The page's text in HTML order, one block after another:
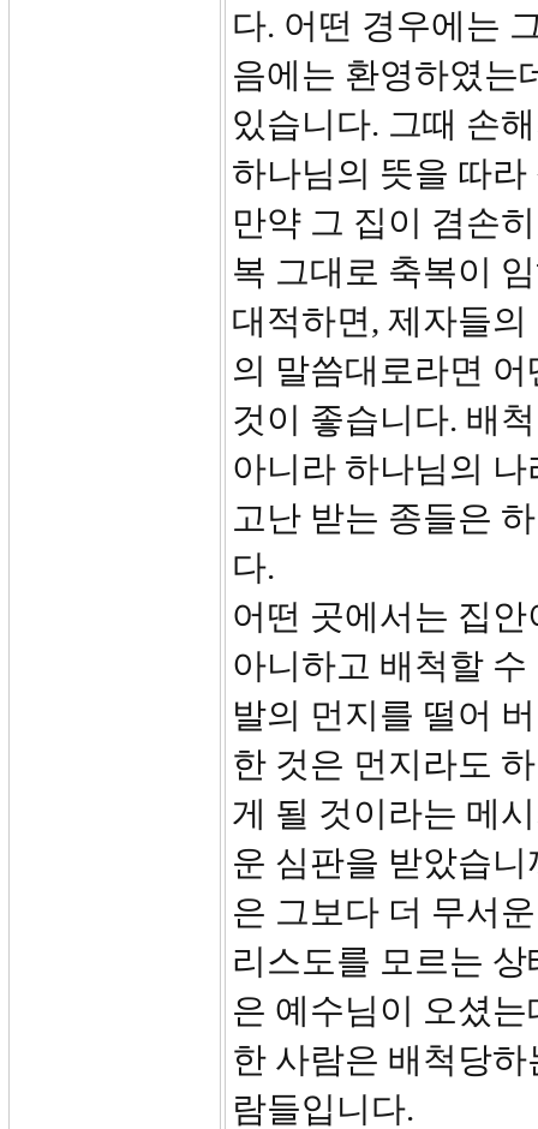
다. 어떤 경우에는
음에는 환영하였는
있습니다. 그때 손
하나님의 뜻을 따
만약 그 집이 겸손
복 그대로 축복이
대적하면, 제자들
의 말씀대로라면
것이 좋습니다. 배
아니라 하나님의
고난 받는 종들은
다.
어떤 곳에서는 집
아니하고 배척할
발의 먼지를 떨어
한 것은 먼지라도
게 될 것이라는 메
운 심판을 받았습
은 그보다 더 무서
리스도를 모르는
은 예수님이 오셨
한 사람은 배척당
람들입니다.